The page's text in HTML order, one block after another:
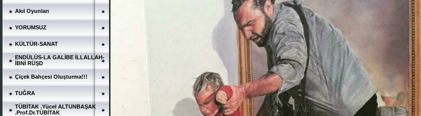
Akıl Oyunları
YORUMSUZ
KÜLTÜR-SANAT
ENDÜLÜS-LA GALİBE İLLALLAH-
İBNİ RÜŞD
Çiçek Bahçesi Oluşturma!!!
TUĞRA
TÜBİTAK .Yücel ALTUNBAŞAK
.Prof.Dr.TÜBİTAK